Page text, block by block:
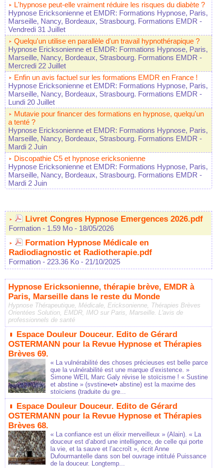
L'hypnose peut-elle vraiment réduire les risques du diabète ?
Hypnose Ericksonienne et EMDR: Formations Hypnose, Paris,
Marseille, Nancy, Bordeaux, Strasbourg. Formations EMDR -
Vendredi 31 Juillet
Quelqu'un utilise en parallèle d'un travail hypnothérapique ?
Hypnose Ericksonienne et EMDR: Formations Hypnose, Paris,
Marseille, Nancy, Bordeaux, Strasbourg. Formations EMDR -
Mercredi 22 Juillet
Enfin un avis factuel sur les formations EMDR en France !
Hypnose Ericksonienne et EMDR: Formations Hypnose, Paris,
Marseille, Nancy, Bordeaux, Strasbourg. Formations EMDR -
Lundi 20 Juillet
Mutavie pour financer des formations en hypnose, quelqu'un
a tenté ?
Hypnose Ericksonienne et EMDR: Formations Hypnose, Paris,
Marseille, Nancy, Bordeaux, Strasbourg. Formations EMDR -
Mardi 2 Juin
Discopathie C5 et hypnose ericksonienne
Hypnose Ericksonienne et EMDR: Formations Hypnose, Paris,
Marseille, Nancy, Bordeaux, Strasbourg. Formations EMDR -
Mardi 2 Juin
Livret Congres Hypnose Emergences 2026.pdf
Formation - 1.59 Mo - 18/05/2026
Formation Hypnose Médicale en
Radiodiagnostic et Radiotherapie.pdf
Formation - 223.36 Ko - 21/10/2025
Hypnose Ericksonienne, thérapie brève, EMDR à
Paris, Marseille dans le reste du Monde
Hypnose Thérapeutique, Médicale, Ericksonienne, Thérapies Brèves
Orientées Solution, EMDR, IMO sur Paris, Marseille. L'avis de
professionnels de santé
Espace Douleur Douceur. Edito de Gérard
OSTERMANN pour la Revue Hypnose et Thérapies
Brèves 69.
« La vulnérabilité des choses précieuses est belle parce
que la vulnérabilité est une marque d’existence. »
Simone WEIL Marc Galy révise le stoïcisme ! « Sustine
et abstine » (svstine•et• abstine) est la maxime des
stoïciens (traduite du gre...
Espace Douleur Douceur. Edito de Gérard
OSTERMANN pour la Revue Hypnose et Thérapies
Brèves 68.
« La confiance est un élixir merveilleux » (Alain). « La
douceur est d’abord une intelligence, de celle qui porte
la vie, et la sauve et l’accroît », écrit Anne
Dufourmantelle dans son bel ouvrage intitulé Puissance
de la douceur. Longtemp...